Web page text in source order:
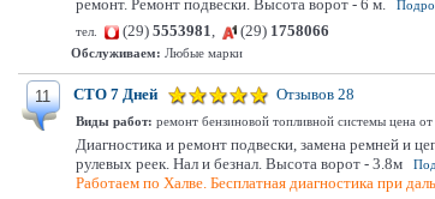
ремонт. Ремонт подвески. Высота ворот - 6 м.
тел.
(29) 5553981, (29) 1758066
Обслуживаем: Любые марки
11 СТО 7 Дней Отзывов 28
Виды работ: ремонт бензиновой топливной системы цена от
Диагностика и ремонт подвески, замена ремней и
рулевых реек. Нал и безнал. Высота ворот - 3.8м
Работаем по Халве. Бесплатная диагностика при